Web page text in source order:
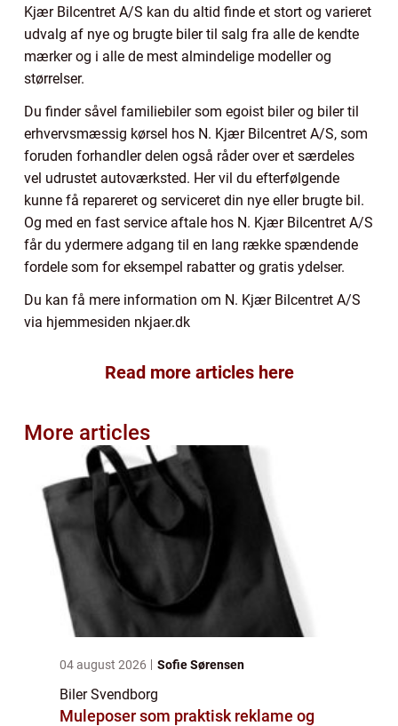
Kjær Bilcentret A/S kan du altid finde et stort og varieret
udvalg af nye og brugte biler til salg fra alle de kendte
mærker og i alle de mest almindelige modeller og
størrelser.
Du finder såvel familiebiler som egoist biler og biler til
erhvervsmæssig kørsel hos N. Kjær Bilcentret A/S, som
foruden forhandler delen også råder over et særdeles
vel udrustet autoværksted. Her vil du efterfølgende
kunne få repareret og serviceret din nye eller brugte bil.
Og med en fast service aftale hos N. Kjær Bilcentret A/S
får du ydermere adgang til en lang række spændende
fordele som for eksempel rabatter og gratis ydelser.
Du kan få mere information om N. Kjær Bilcentret A/S
via hjemmesiden nkjaer.dk
Read more articles here
More articles
04 august 2026 Sofie Sørensen
Biler Svendborg
Muleposer som praktisk reklame og